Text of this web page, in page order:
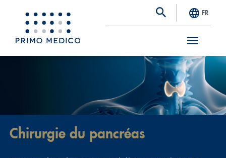
S
FR
Chirurgie du pancréas